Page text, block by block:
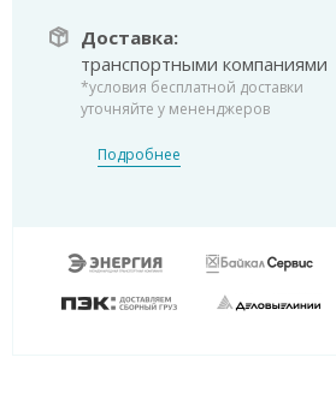
Доставка:
транспортными компаниями
*условия бесплатной доставки
уточняйте у мененджеров
Подробнее